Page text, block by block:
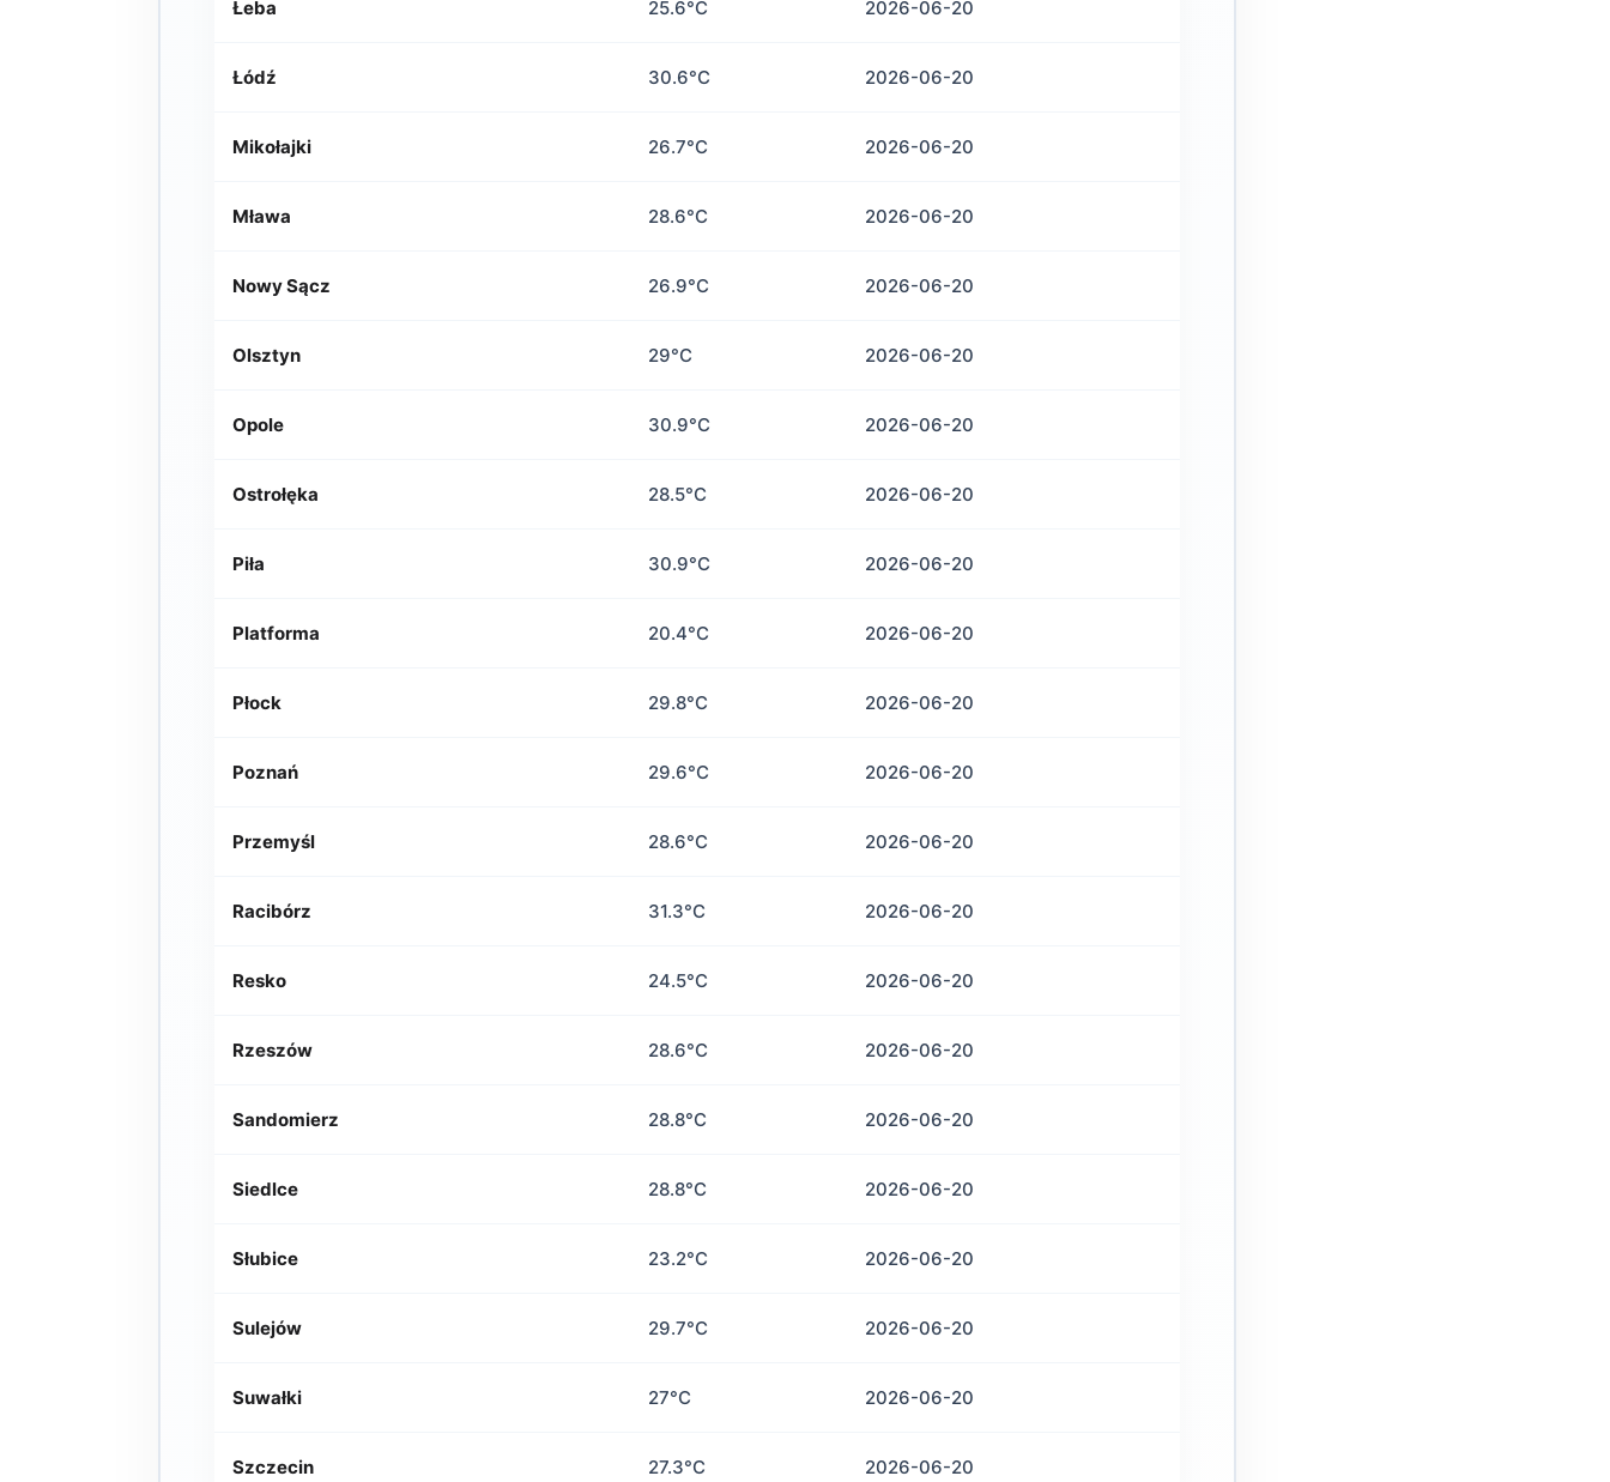
Łeba 25.6°C 2026-06-20
Łódź 30.6°C 2026-06-20
Mikołajki 26.7°C 2026-06-20
Mława 28.6°C 2026-06-20
Nowy Sącz 26.9°C 2026-06-20
Olsztyn 29°C 2026-06-20
Opole 30.9°C 2026-06-20
Ostrołęka 28.5°C 2026-06-20
Piła 30.9°C 2026-06-20
Platforma 20.4°C 2026-06-20
Płock 29.8°C 2026-06-20
Poznań 29.6°C 2026-06-20
Przemyśl 28.6°C 2026-06-20
Racibórz 31.3°C 2026-06-20
Resko 24.5°C 2026-06-20
Rzeszów 28.6°C 2026-06-20
Sandomierz 28.8°C 2026-06-20
Siedlce 28.8°C 2026-06-20
Słubice 23.2°C 2026-06-20
Sulejów 29.7°C 2026-06-20
Suwałki 27°C 2026-06-20
Szczecin 27.3°C 2026-06-20